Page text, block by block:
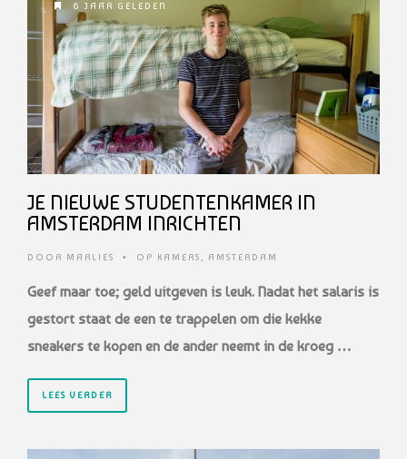
6 JAAR GELEDEN
JE NIEUWE STUDENTENKAMER IN
AMSTERDAM INRICHTEN
DOOR MARLIES • OP KAMERS, AMSTERDAM
Geef maar toe; geld uitgeven is leuk. Nadat het salaris is
gestort staat de een te trappelen om die kekke
sneakers te kopen en de ander neemt in de kroeg …
LEES VERDER